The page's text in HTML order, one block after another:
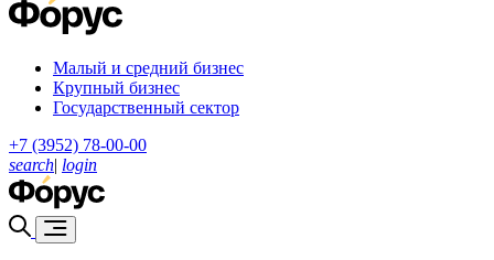
Малый и средний бизнес
Крупный бизнес
Государственный сектор
+7 (3952) 78-00-00
search| login